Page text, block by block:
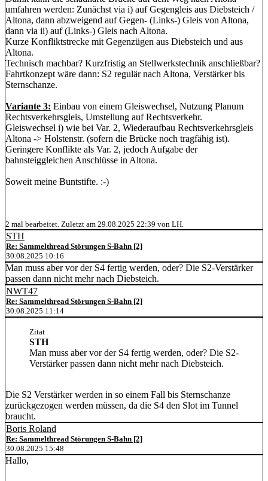
umfahren werden: Zunächst via i) auf Gegengleis aus Diebsteich /
Altona, dann abzweigend auf Gegen- (Links-) Gleis von Altona,
dann via ii) auf (Links-) Gleis nach Altona.
Kurze Konfliktstrecke mit Gegenzügen aus Diebsteich und aus
Altona.
Technisch machbar? Kurzfristig an Stellwerkstechnik anschließbar?
Fahrtkonzept wäre dann: S2 regulär nach Altona, Verstärker bis
Sternschanze.
Variante 3: Einbau von einem Gleiswechsel, Nutzung Planum
Rechtsverkehrsgleis, Umstellung auf Rechtsverkehr.
Gleiswechsel i) wie bei Var. 2, Wiederaufbau Rechtsverkehrsgleis
Altona -> Holstenstr. (sofern die Brücke noch tragfähig ist).
Geringere Konflikte als Var. 2, jedoch Aufgabe der
bahnsteiggleichen Anschlüsse in Altona.
Soweit meine Buntstifte. :-)
2 mal bearbeitet. Zuletzt am 29.08.2025 22:39 von LH.
STH
Re: Sammelthread Störungen S-Bahn [2]
30.08.2025 10:16
Man muss aber vor der S4 fertig werden, oder? Die S2-Verstärker
passen dann nicht mehr nach Diebsteich.
NWT47
Re: Sammelthread Störungen S-Bahn [2]
30.08.2025 11:14
Zitat
STH
Man muss aber vor der S4 fertig werden, oder? Die S2-
Verstärker passen dann nicht mehr nach Diebsteich.
Die S2 Verstärker werden in so einem Fall bis Sternschanze
zurückgezogen werden müssen, da die S4 den Slot im Tunnel
braucht.
Boris Roland
Re: Sammelthread Störungen S-Bahn [2]
30.08.2025 15:48
Hallo,